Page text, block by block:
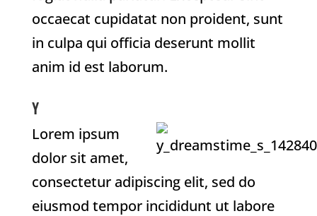
occaecat cupidatat non proident, sunt
in culpa qui officia deserunt mollit
anim id est laborum.
Y
Lorem ipsum
dolor sit amet,
consectetur adipiscing elit, sed do
eiusmod tempor incididunt ut labore